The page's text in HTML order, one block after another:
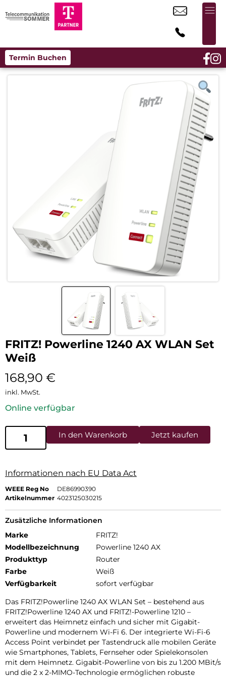
Termin Buchen
FRITZ! Powerline 1240 AX WLAN Set
Weiß
168,90 €
inkl. MwSt.
Online verfügbar
In den Warenkorb Jetzt kaufen
Informationen nach EU Data Act
WEEE Reg No
DE86990390
Artikelnummer 4023125030215
Zusätzliche Informationen
Marke
FRITZ!
Modellbezeichnung
Powerline 1240 AX
Produkttyp
Router
Farbe
Weiß
Verfügbarkeit
sofort verfügbar
Das FRITZ!Powerline 1240 AX WLAN Set – bestehend aus
FRITZ!Powerline 1240 AX und FRITZ!-Powerline 1210 –
erweitert das Heimnetz einfach und sicher mit Gigabit-
Powerline und modernem Wi-Fi 6. Der integrierte Wi-Fi-6
Access Point verbindet per Tastendruck alle mobilen Geräte
wie Smartphones, Tablets, Fernseher oder Spielekonsolen
mit dem Heimnetz. Gigabit-Powerline von bis zu 1.200 MBit/s
und die 2 x 2-MIMO-Technologie ermöglichen robuste